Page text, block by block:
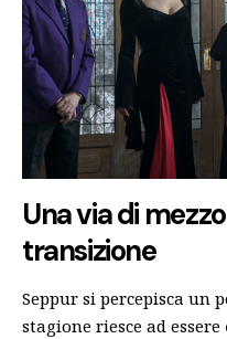
Una via di
transizione
Seppur si percepisca un
stagione riesce ad essere